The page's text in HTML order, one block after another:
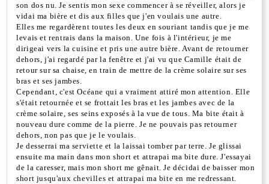
son dos nu. Je sentis mon sexe commencer à se réveiller, alors je
vidai ma bière et dis aux filles que j'en voulais une autre.
Elles me regardèrent toutes les deux en souriant tandis que je me
levais et rentrais dans la maison. Une fois à l'intérieur, je me
dirigeai vers la cuisine et pris une autre bière. Avant de retourner
dehors, j'ai regardé par la fenêtre et j'ai vu que Camille était de
retour sur sa chaise, en train de mettre de la crème solaire sur ses
bras et ses jambes.
Cependant, c'est Océane qui a vraiment attiré mon attention. Elle
s'était retournée et se frottait les bras et les jambes avec de la
crème solaire, ses seins exposés à la vue de tous. Ma bite était à
nouveau dure comme de la pierre. Je ne pouvais pas retourner
dehors, non pas que je le voulais.
Je desserrai ma serviette et la laissai tomber par terre. Je glissai
ensuite ma main dans mon short et attrapai ma bite dure. J'essayai
de la caresser, mais mon short me gênait. Je décidai de baisser mon
short jusqu'aux chevilles et attrapai ma bite en me redressant.